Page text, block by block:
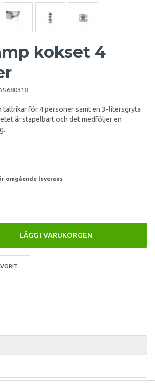
kokset 4
tallrikar för 4 personer samt en 3-litersgryta
är stapelbart och det medföljer en
omgående leverans
LÄGG I VARUKORGEN